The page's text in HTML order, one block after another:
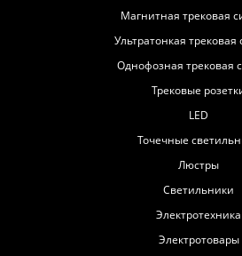
Магнитная трековая
Ультратонкая трековая
Однофозная трековая
Трековые
LED
Точечные
Люстры
Светильники
Электротехника
Электротовары